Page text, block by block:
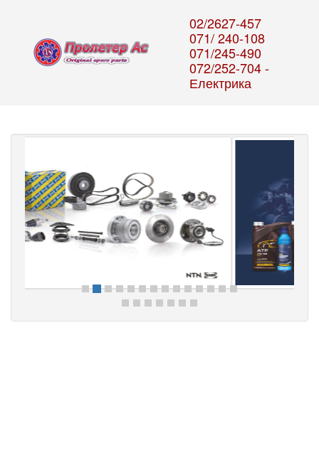
02/2627-457
071/ 240-108
071/245-490
072/252-704 -
Електрика